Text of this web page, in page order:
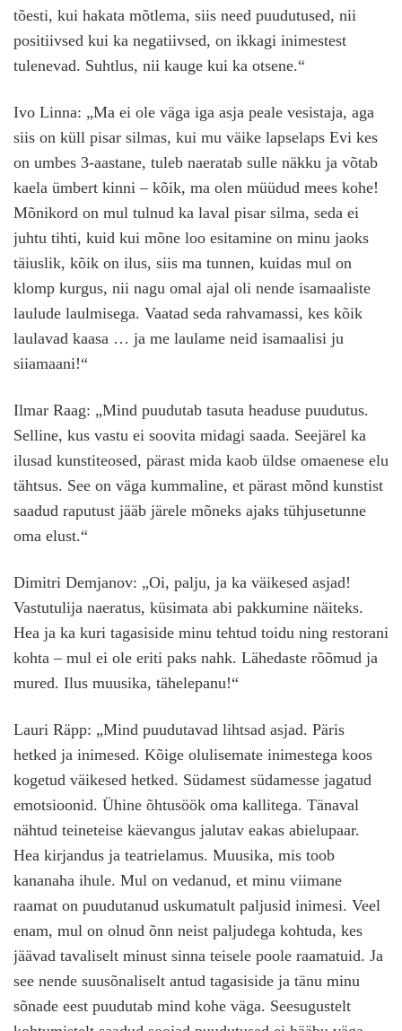
tõesti, kui hakata mõtlema, siis need puudutused, nii
positiivsed kui ka negatiivsed, on ikkagi inimestest
tulenevad. Suhtlus, nii kauge kui ka otsene.“
Ivo Linna: „Ma ei ole väga iga asja peale vesistaja, aga
siis on küll pisar silmas, kui mu väike lapselaps Evi kes
on umbes 3-aastane, tuleb naeratab sulle näkku ja võtab
kaela ümbert kinni – kõik, ma olen müüdud mees kohe!
Mõnikord on mul tulnud ka laval pisar silma, seda ei
juhtu tihti, kuid kui mõne loo esitamine on minu jaoks
täiuslik, kõik on ilus, siis ma tunnen, kuidas mul on
klomp kurgus, nii nagu omal ajal oli nende isamaaliste
laulude laulmisega. Vaatad seda rahvamassi, kes kõik
laulavad kaasa … ja me laulame neid isamaalisi ju
siiamaani!“
Ilmar Raag: „Mind puudutab tasuta headuse puudutus.
Selline, kus vastu ei soovita midagi saada. Seejärel ka
ilusad kunstiteosed, pärast mida kaob üldse omaenese elu
tähtsus. See on väga kummaline, et pärast mõnd kunstist
saadud raputust jääb järele mõneks ajaks tühjusetunne
oma elust.“
Dimitri Demjanov: „Oi, palju, ja ka väikesed asjad!
Vastutulija naeratus, küsimata abi pakkumine näiteks.
Hea ja ka kuri tagasiside minu tehtud toidu ning restorani
kohta – mul ei ole eriti paks nahk. Lähedaste rõõmud ja
mured. Ilus muusika, tähelepanu!“
Lauri Räpp: „Mind puudutavad lihtsad asjad. Päris
hetked ja inimesed. Kõige olulisemate inimestega koos
kogetud väikesed hetked. Südamest südamesse jagatud
emotsioonid. Ühine õhtusöök oma kallitega. Tänaval
nähtud teineteise käevangus jalutav eakas abielupaar.
Hea kirjandus ja teatrielamus. Muusika, mis toob
kananaha ihule. Mul on vedanud, et minu viimane
raamat on puudutanud uskumatult paljusid inimesi. Veel
enam, mul on olnud õnn neist paljudega kohtuda, kes
jäävad tavaliselt minust sinna teisele poole raamatuid. Ja
see nende suusõnaliselt antud tagasiside ja tänu minu
sõnade eest puudutab mind kohe väga. Seesugustelt